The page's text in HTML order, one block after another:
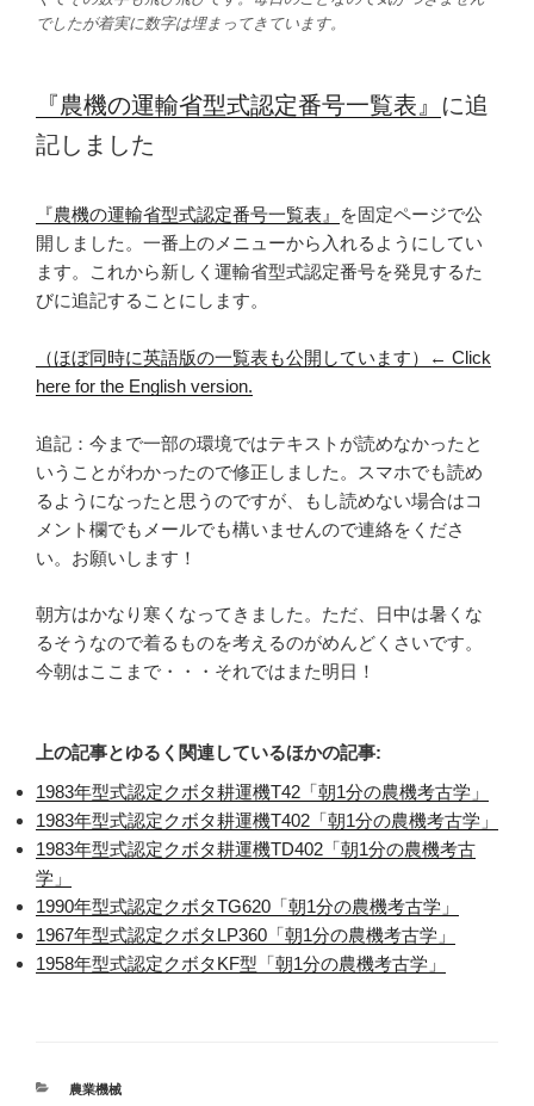
でしたが着実に数字は埋まってきています。
『農機の運輸省型式認定番号一覧表』 に追
記しました
『農機の運輸省型式認定番号一覧表』
を固定ページで公
開しました。一番上のメニューから入れるようにしてい
ます。これから新しく運輸省型式認定番号を発見するた
びに追記することにします。
（ほぼ同時に英語版の一覧表も公開しています）← Click
here for the English version.
追記：今まで一部の環境ではテキストが読めなかったと
いうことがわかったので修正しました。スマホでも読め
るようになったと思うのですが、もし読めない場合はコ
メント欄でもメールでも構いませんので連絡をくださ
い。お願いします！
朝方はかなり寒くなってきました。ただ、日中は暑くな
るそうなので着るものを考えるのがめんどくさいです。
今朝はここまで・・・それではまた明日！
上の記事とゆるく関連しているほかの記事:
1983年型式認定クボタ耕運機T42「朝1分の農機考古学」
1983年型式認定クボタ耕運機T402「朝1分の農機考古学」
1983年型式認定クボタ耕運機TD402「朝1分の農機考古
学」
1990年型式認定クボタTG620「朝1分の農機考古学」
1967年型式認定クボタLP360「朝1分の農機考古学」
1958年型式認定クボタKF型「朝1分の農機考古学」
カ
農業機械